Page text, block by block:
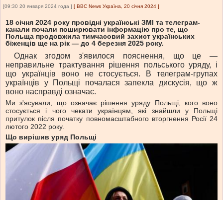
[09:30 20 января 2024 года ] [ BBC News Україна, 20 січня 2024 ]
18 січня 2024 року провідні українські ЗМІ та телеграм-
канали почали поширювати інформацію про те, що
Польща продовжила тимчасовий захист українських
біженців ще на рік — до 4 березня 2025 року.
Однак згодом з'явилося пояснення, що це —
неправильне трактування рішення польського уряду, і
що українців воно не стосується. В телеграм-групах
українців у Польщі почалася запекла дискусія, що ж
воно насправді означає.
Ми з'ясували, що означає рішення уряду Польщі, кого воно
стосується і чого чекати українцям, які знайшли у Польщі
притулок після початку повномасштабного вторгнення Росії 24
лютого 2022 року.
Що вирішив уряд Польщі